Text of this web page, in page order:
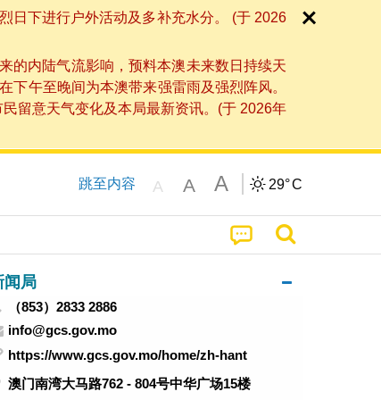
日下进行户外活动及多补充水分。 (于 2026
的内陆气流影响，预料本澳未来数日持续天
午至晚间为本澳带来强雷雨及强烈阵风。
留意天气变化及本局最新资讯。(于 2026年
跳至内容 A A A 29°C
闻局
（853）2833 2886
info@gcs.gov.mo
https://www.gcs.gov.mo/home/zh-hant
澳门南湾大马路762 - 804号中华广场15楼